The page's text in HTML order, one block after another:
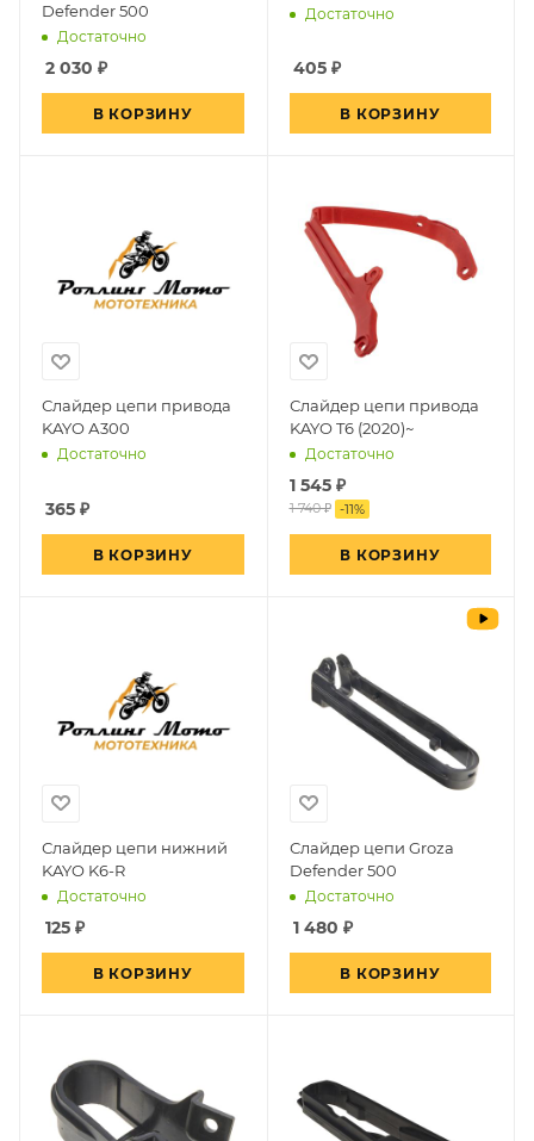
Defender 500
Достаточно
2 030 ₽
В КОРЗИНУ
Достаточно
405₽
В КОРЗИНУ
Слайдер цепи привода
KAYO А300
Достаточно
365 ₽
В КОРЗИНУ
Слайдер цепи привода
KAYO T6 (2020)~
Достаточно
1 545₽
1 740 ₽ -11%
В КОРЗИНУ
Слайдер цепи нижний
KAYO K6-R
Достаточно
125 ₽
В КОРЗИНУ
Слайдер цепи Groza
Defender 500
Достаточно
1 480 ₽
В КОРЗИНУ